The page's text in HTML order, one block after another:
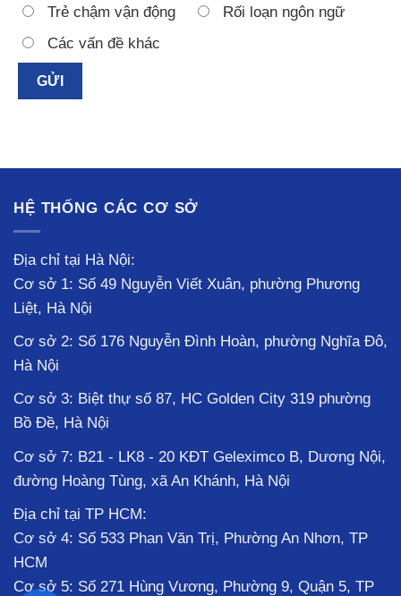
Trẻ chậm vận động
Rối loạn ngôn ngữ
Các vấn đề khác
HỆ THỐNG CÁC CƠ SỞ
Địa chỉ tại Hà Nội:
Cơ sở 1: Số 49 Nguyễn Viết Xuân, phường Phương
Liệt, Hà Nội
Cơ sở 2: Số 176 Nguyễn Đình Hoàn, phường Nghĩa Đô,
Hà Nội
Cơ sở 3: Biệt thự số 87, HC Golden City 319 phường
Bồ Đề, Hà Nội
Cơ sở 7: B21 - LK8 - 20 KĐT Geleximco B, Dương Nội,
đường Hoàng Tùng, xã An Khánh, Hà Nội
Địa chỉ tại TP HCM:
Cơ sở 4: Số 533 Phan Văn Trị, Phường An Nhơn, TP
HCM
Cơ sở 5: Số 271 Hùng Vương, Phường 9, Quận 5, TP